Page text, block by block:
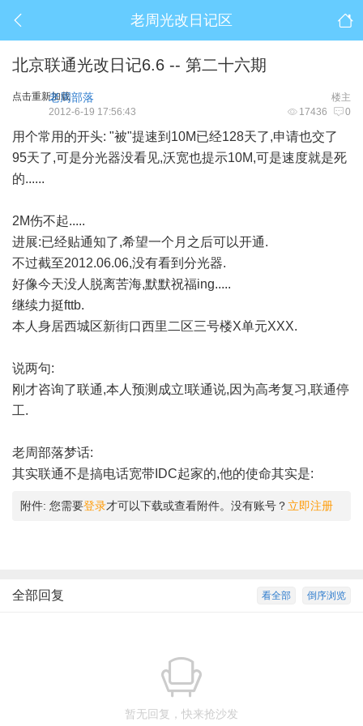
老周光改日记区
北京联通光改日记6.6 -- 第二十六期
点击重新加载 楼主
老周部落
17436 0
2012-6-19 17:56:43
用个常用的开头: "被"提速到10M已经128天了,申请也交了
95天了,可是分光器没看见,沃宽也提示10M,可是速度就是死
的......
2M伤不起.....
进展:已经贴通知了,希望一个月之后可以开通.
不过截至2012.06.06,没有看到分光器.
好像今天没人脱离苦海,默默祝福ing.....
继续力挺fttb.
本人身居西城区新街口西里二区三号楼X单元XXX.
说两句:
刚才咨询了联通,本人预测成立!联通说,因为高考复习,联通停
工.
老周部落梦话:
其实联通不是搞电话宽带IDC起家的,他的使命其实是:
附件: 您需要登录才可以下载或查看附件。没有账号？ 立即注册
倒序浏览
看全部
全部回复
暂无回复，快来抢沙发